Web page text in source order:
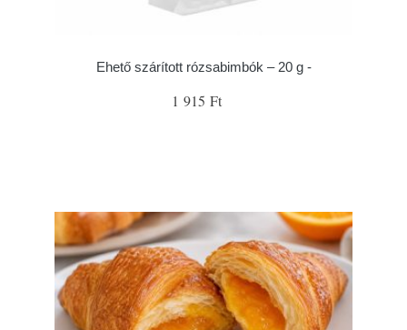
Ehető szárított rózsabimbók – 20 g -
1 915 Ft